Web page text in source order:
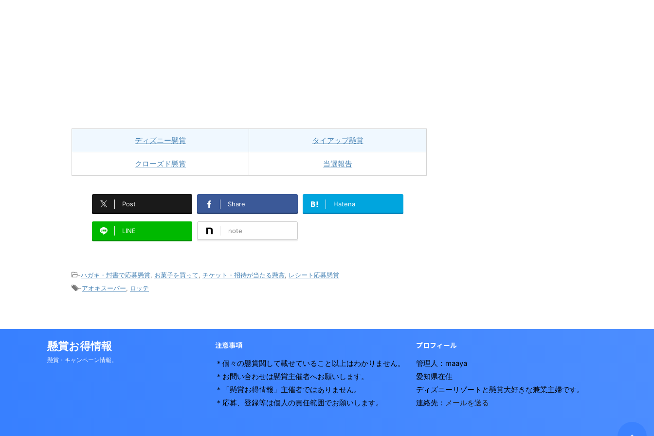
ディズニー懸賞 タイアップ懸賞
クローズド懸賞 当選報告
Post Share Hatena
LINE note
-ハガキ・封書で応募懸賞 お菓子を買って チケット・招待が当たる懸賞
レシート応募懸賞
-アオキスーパー ロッテ
注意事項
＊個々の懸賞関して載せていること以上はわかりません。
＊お問い合わせは懸賞主催者へお願いします。
＊「懸賞お得情報」主催者ではありません。
＊応募、登録等は個人の責任範囲でお願いします。
プロフィール
管理人：maaya
愛知県在住
ディズニーリゾートと懸賞大好きな兼業主婦です。
連絡先： メールを送る
懸賞お得情報
懸賞・キャンペーン情報。